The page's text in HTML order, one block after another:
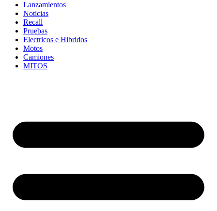
Lanzamientos
Noticias
Recall
Pruebas
Electricos e Hibridos
Motos
Camiones
MITOS